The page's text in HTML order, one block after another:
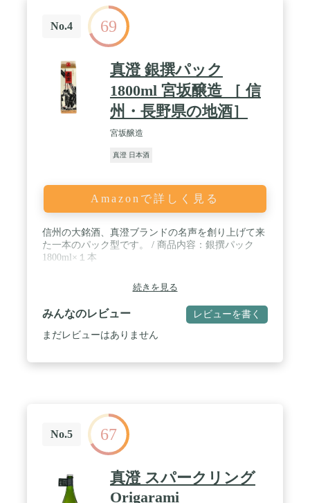
No.4 69
真澄 銀撰パック
1800ml 宮坂醸造 ［ 信
州・長野県の地酒］
宮坂醸造
真澄 日本酒
Amazonで詳しく見る
信州の大銘酒、真澄ブランドの名声を創り上げて来
た一本のパック型です。 / 商品内容：銀撰パック
1800ml×１本
続きを見る
みんなのレビュー レビューを書く
まだレビューはありません
No.5 67
真澄 スパークリング
Origarami